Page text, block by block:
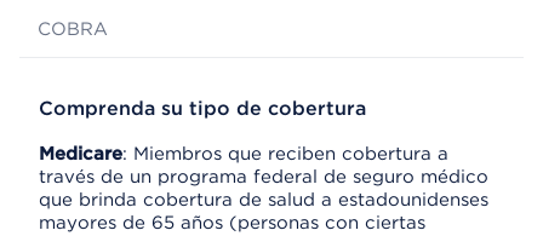
COBRA
Comprenda su tipo de cobertura
Medicare: Miembros que reciben cobertura a
través de un programa federal de seguro médico
que brinda cobertura de salud a estadounidenses
mayores de 65 años (personas con ciertas